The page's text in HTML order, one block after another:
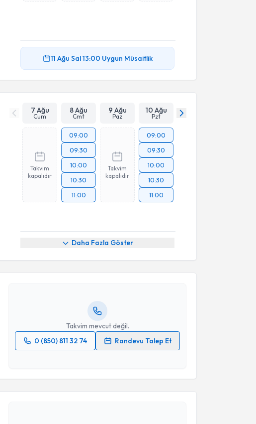
11 Ağu Sal13:00 Uygun Müsaitlik
7 Ağu
Cum
8 Ağu
Cmt
9 Ağu
Paz
10 Ağu
Pzt
Takvim
kapalıdır
09:00
09:30
10:00
10:30
11:00
Takvim
kapalıdır
09:00
09:30
10:00
10:30
11:00
Daha Fazla Göster
Takvim mevcut değil.
0 (850) 811 32 74
Randevu Talep Et
Randevu Takvimi Talebi
Takvimi Talebi
Dr. Buse Çağla Arı